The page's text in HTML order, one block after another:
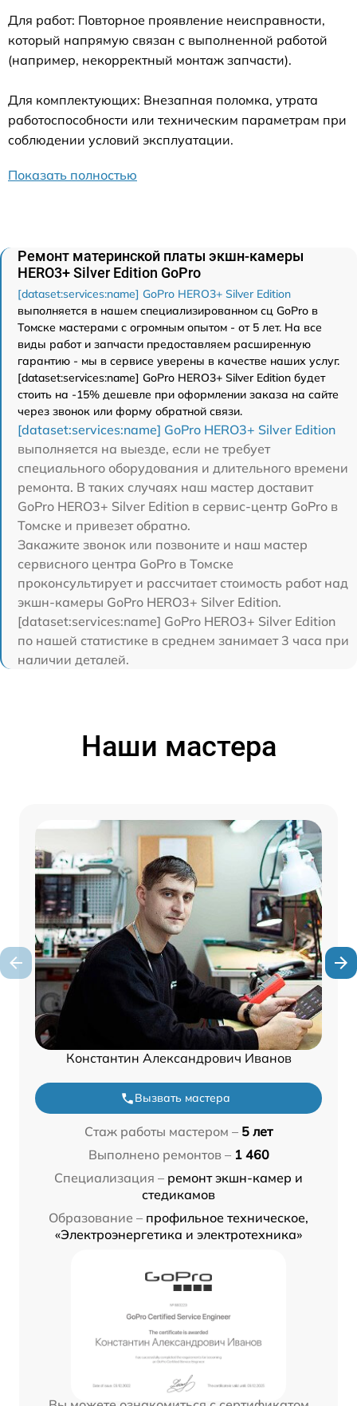
Для работ: Повторное проявление неисправности,
который напрямую связан с выполненной работой
(например, некорректный монтаж запчасти).
Для комплектующих: Внезапная поломка, утрата
работоспособности или техническим параметрам при
соблюдении условий эксплуатации.
Показать полностью
Ремонт материнской платы экшн-камеры
HERO3+ Silver Edition GoPro
[dataset:services:name] GoPro HERO3+ Silver Edition
выполняется в нашем специализированном сц GoPro в
Томске мастерами с огромным опытом - от 5 лет. На все
виды работ и запчасти предоставляем расширенную
гарантию - мы в сервисе уверены в качестве наших услуг.
[dataset:services:name] GoPro HERO3+ Silver Edition будет
стоить на -15% дешевле при оформлении заказа на сайте
через звонок или форму обратной связи.
[dataset:services:name] GoPro HERO3+ Silver Edition
выполняется на выезде, если не требует
специального оборудования и длительного времени
ремонта. В таких случаях наш мастер доставит
GoPro HERO3+ Silver Edition в сервис-центр GoPro в
Томске и привезет обратно.
Закажите звонок или позвоните и наш мастер
сервисного центра GoPro в Томске
проконсультирует и рассчитает стоимость работ над
экшн-камеры GoPro HERO3+ Silver Edition.
[dataset:services:name] GoPro HERO3+ Silver Edition
по нашей статистике в среднем занимает 3 часа при
наличии деталей.
Наши мастера
Константин Александрович Иванов
Вызвать мастера
Стаж работы мастером – 5 лет
Выполнено ремонтов – 1 460
Специализация – ремонт экшн-камер и
стедикамов
Образование – профильное техническое,
«Электроэнергетика и электротехника»